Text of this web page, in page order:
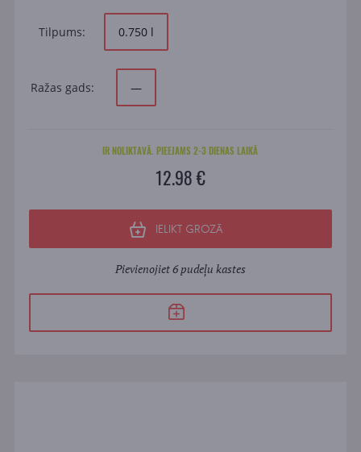
Tilpums: 0.750 l
Ražas gads: —
IR NOLIKTAVĀ. PIEEJAMS 2-3 DIENAS LAIKĀ
12.98 €
IELIKT GROZĀ
Pievienojiet 6 pudeļu kastes